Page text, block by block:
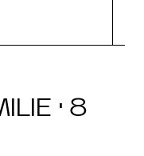
· 8